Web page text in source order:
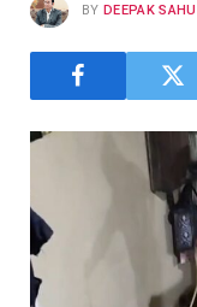
BY DEEPAK SAHU